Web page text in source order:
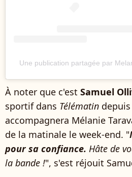
Une publication partagée par
À noter que c'est Samuel
sportif dans Télématin
accompagnera Mélanie
de la matinale le week-end. "
pour sa confiance. Hâte de
la bande !", s'est réjouit